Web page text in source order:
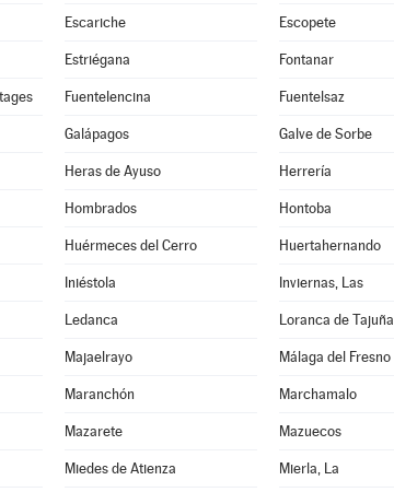
Escariche Escopete
Estriégana Fontanar
Fuentelencina Fuentelsaz
Galápagos Galve de Sorbe
Heras de Ayuso Herrería
Hombrados Hontoba
Huérmeces del Cerro Huertahernando
Iniéstola Inviernas, Las
Ledanca Loranca de Tajuña
Majaelrayo Málaga del Fresno
Maranchón Marchamalo
Mazarete Mazuecos
Miedes de Atienza Mierla, La